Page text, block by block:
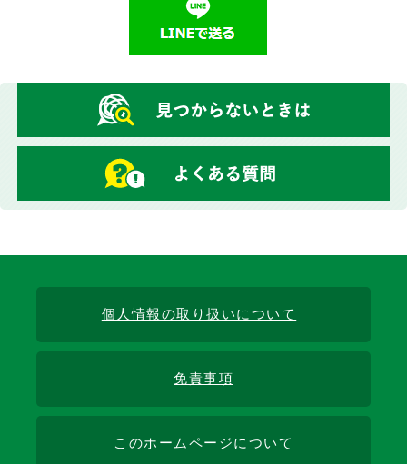
個人情報の取り扱いについて
免責事項
このホームページについて